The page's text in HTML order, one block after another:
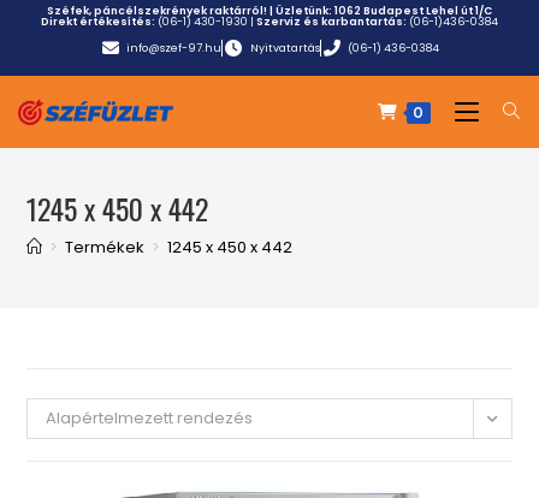
Széfek, páncélszekrények raktárról! | Üzletünk:1062 Budapest Lehel út 1/C
Direkt értékesítés: (06-1) 430-1930 | Szerviz és karbantartás: (06-1)436-0384
info@szef-97.hu
Nyitvatartás (06-1) 436-0384
0
1245 x 450 x 442
> Termékek > 1245 x 450 x 442
Alapértelmezett rendezés